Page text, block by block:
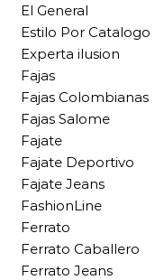
El General
Estilo Por Catalogo
Experta ilusion
Fajas
Fajas Colombianas
Fajas Salome
Fajate
Fajate Deportivo
Fajate Jeans
FashionLine
Ferrato
Ferrato Caballero
Ferrato Jeans